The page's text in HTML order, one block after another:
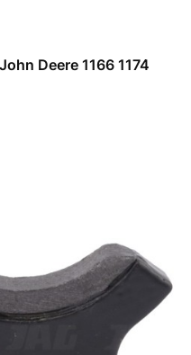
Deere 1166 1174